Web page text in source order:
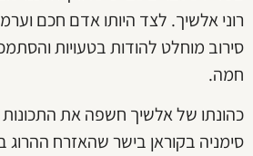
רוני אלשיך. לצד היותו אדם חכם
סירוב מוחלט להודות בטעויות
חמה.
כהונתו של אלשיך חשפה את התכונות
סימניה בקוראן בישר שהאזרח